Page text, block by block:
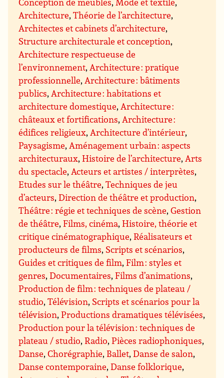
Architecture,Théorie de l’architecture,
Architectes et cabinets d’architecture,
Structure architecturale et conception,
Architecture respectueuse de
l’environnement,Architecture : pratique
professionnelle,Architecture : bâtiments
publics,Architecture : habitations et
architecture domestique,Architecture :
châteaux et fortifications,Architecture :
édifices religieux,Architecture d’intérieur,
Paysagisme,Aménagement urbain : aspects
architecturaux,Histoire de l’architecture,Arts
du spectacle,Acteurs et artistes / interprètes,
Etudes sur le théâtre,Techniques de jeu
d’acteurs,Direction de théâtre et production,
Théâtre : régie et techniques de scène,Gestion
de théâtre,Films, cinéma,Histoire, théorie et
critique cinématographique,Réalisateurs et
producteurs de films, Scripts et scénarios,
Guides et critiques de film,Film : styles et
genres,Documentaires,Films d’animations,
Production de film : techniques de plateau /
studio,Télévision, Scripts et scénarios pour la
télévision,Productions dramatiques télévisées,
Production pour la télévision : techniques de
plateau / studio,Radio,Pièces radiophoniques,
Danse,Chorégraphie, Ballet,Danse de salon,
Danse contemporaine,Danse folklorique,